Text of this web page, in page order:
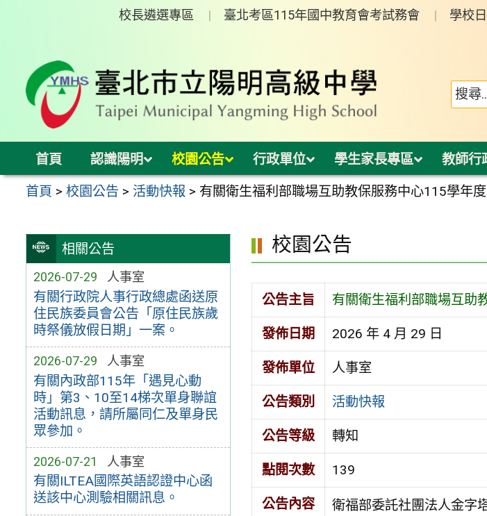
校長遴選專區 臺北考區115年國中教育會考試務會 學校
首頁 認識陽明 校園公告 行政單位 學生家長專區 教師行
首頁 >校園公告 > 活動快報 > 有關衛生福利部職場互助教保服務中心115學年
相關公告
2026-07-29 人事室
有關行政院人事行政總處函送原
住民族委員會公告「原住民族歲
時祭儀放假日期」一案。
2026-07-29 人事室
有關內政部115年「遇見心動
時」第3、10至14梯次單身聯誼
活動訊息，請所屬同仁及單身民
眾參加。
2026-07-21 人事室
有關ILTEA國際英語認證中心函
送該中心測驗相關訊息。
校園公告
公告主旨 有關衛生福利部職場互助
發佈日期 2026 年 4 月 29 日
發佈單位 人事室
公告類別 活動快報
公告等級 轉知
點閱次數 139
公告內容
衛福部委託社團法人金字